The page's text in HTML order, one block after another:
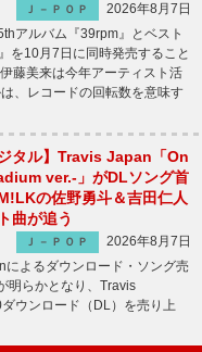
Ｊ－ＰＯＰ
2026年8月7日
アルバム『39rpm』とベスト
を10月7日に同時発売すること
藤美来は今年アーティスト活
、レコードの回転数を意味す
ジタル】Travis Japan「On
ver.-」がDLソング首
の佐野勇斗＆吉田仁人
曲が追う
Ｊ－ＰＯＰ
2026年8月7日
よるダウンロード・ソング売
明らかとなり、Travis
ウンロード（DL）を売り上